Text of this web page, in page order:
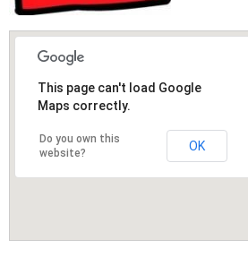
This page can't load Google
Maps correctly.
Do you own this
website?
OK